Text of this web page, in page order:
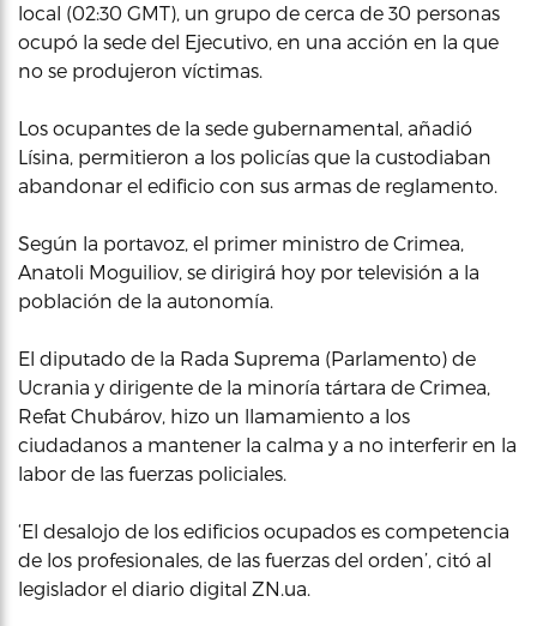
local (02:30 GMT), un grupo de cerca de 30 personas
ocupó la sede del Ejecutivo, en una acción en la que
no se produjeron víctimas.
Los ocupantes de la sede gubernamental, añadió
Lísina, permitieron a los policías que la custodiaban
abandonar el edificio con sus armas de reglamento.
Según la portavoz, el primer ministro de Crimea,
Anatoli Moguiliov, se dirigirá hoy por televisión a la
población de la autonomía.
El diputado de la Rada Suprema (Parlamento) de
Ucrania y dirigente de la minoría tártara de Crimea,
Refat Chubárov, hizo un llamamiento a los
ciudadanos a mantener la calma y a no interferir en la
labor de las fuerzas policiales.
‘El desalojo de los edificios ocupados es competencia
de los profesionales, de las fuerzas del orden’, citó al
legislador el diario digital ZN.ua.